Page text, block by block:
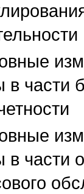
в части
в части